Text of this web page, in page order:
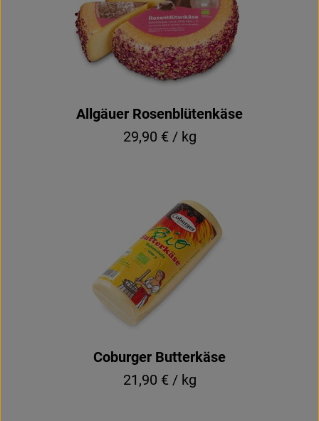
Allgäuer Rosenblütenkäse
29,90 € / kg
Coburger Butterkäse
21,90 € / kg